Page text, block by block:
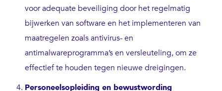
voor adequate beveiliging door het regelmatig
bijwerken van software en het implementeren van
maatregelen zoals antivirus- en
antimalwareprogramma’s en versleuteling, om ze
effectief te houden tegen nieuwe dreigingen.
Personeelsopleiding en bewustwording